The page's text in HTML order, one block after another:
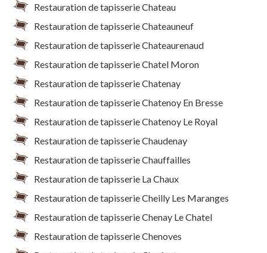
Restauration de tapisserie Chateau
Restauration de tapisserie Chateauneuf
Restauration de tapisserie Chateaurenaud
Restauration de tapisserie Chatel Moron
Restauration de tapisserie Chatenay
Restauration de tapisserie Chatenoy En Bresse
Restauration de tapisserie Chatenoy Le Royal
Restauration de tapisserie Chaudenay
Restauration de tapisserie Chauffailles
Restauration de tapisserie La Chaux
Restauration de tapisserie Cheilly Les Maranges
Restauration de tapisserie Chenay Le Chatel
Restauration de tapisserie Chenoves